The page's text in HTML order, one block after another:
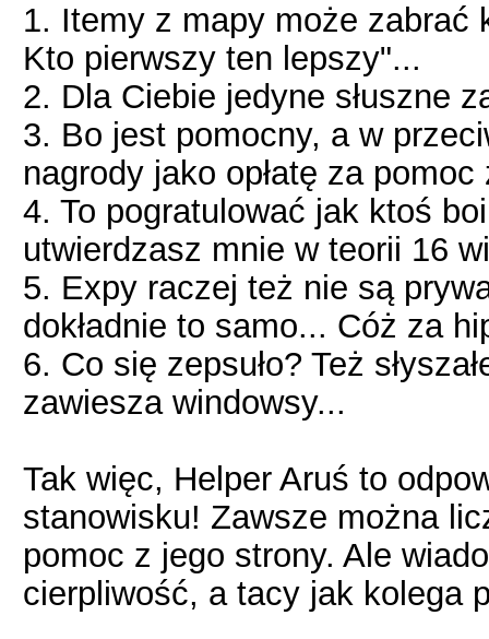
1. Itemy z mapy może zabrać
Kto pierwszy ten lepszy"...
2. Dla Ciebie jedyne słuszne
3. Bo jest pomocny, a w
nagrody jako opłatę za
4. To pogratulować jak ktoś
utwierdzasz mnie w teorii 16
5. Expy raczej też nie są
dokładnie to samo... Cóż za
6. Co się zepsuło? Też
zawiesza windowsy...
Tak więc, Helper Aruś to
stanowisku! Zawsze można
pomoc z jego strony. Ale
cierpliwość, a tacy jak kolega